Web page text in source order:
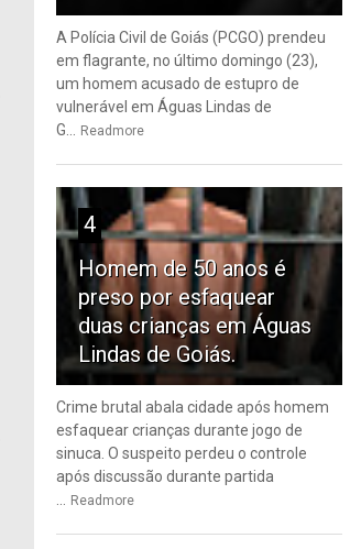
A Polícia Civil de Goiás (PCGO) prendeu
em flagrante, no último domingo (23),
um homem acusado de estupro de
vulnerável em Águas Lindas de
G...
Readmore
4
Homem de 50 anos é
preso por esfaquear
duas crianças em Águas
Lindas de Goiás.
Crime brutal abala cidade após homem
esfaquear crianças durante jogo de
sinuca. O suspeito perdeu o controle
após discussão durante partida
Readmore